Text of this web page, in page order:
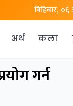
बिहिबार,
अर्थ कला
गर्न